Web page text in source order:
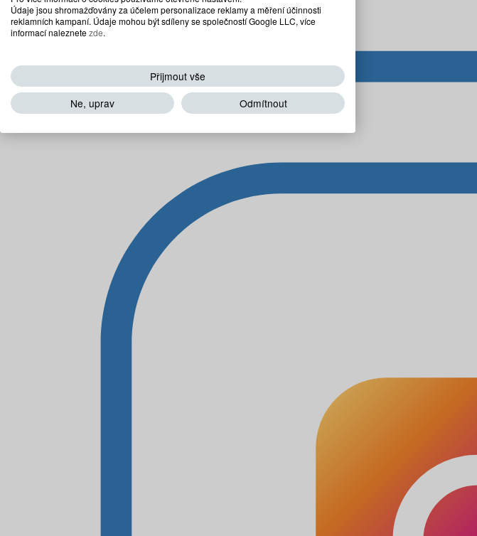
Údaje jsou shromažďovány za účelem personalizace reklamy a měření účinnosti
reklamních kampaní. Údaje mohou být sdíleny se společností Google LLC, více
informací naleznetezde.
Přijmout vše
Ne, uprav
Odmítnout